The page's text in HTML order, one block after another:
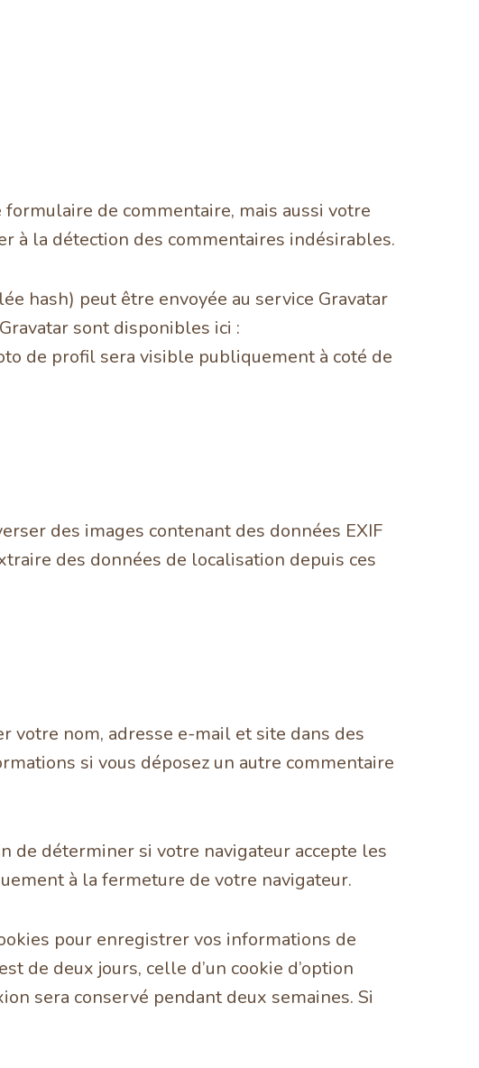
de commentaire, mais aussi votre
à la détection des commentaires indésirables.
hash) peut être envoyée au service Gravatar
sont disponibles ici :
de profil sera visible publiquement à coté de
des images contenant des données EXIF
des données de localisation depuis ces
votre nom, adresse e-mail et site dans des
si vous déposez un autre commentaire
de déterminer si votre navigateur accepte les
à la fermeture de votre navigateur.
pour enregistrer vos informations de
de deux jours, celle d’un cookie d’option
sera conservé pendant deux semaines. Si